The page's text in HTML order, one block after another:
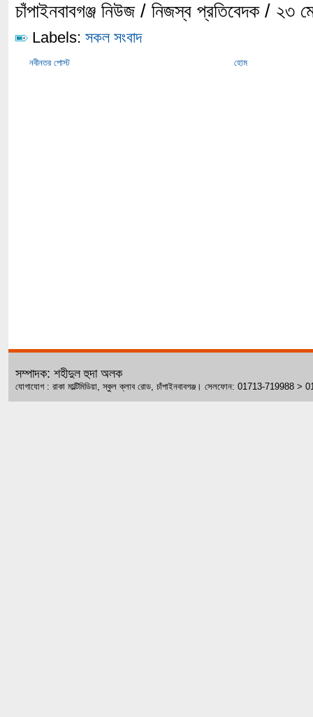
চাঁপাইনবাবগঞ্জ নিউজ / নিজস্ব প্রতিবেদক / ২৩
Labels: সকল সংবাদ
নবীনতর পোস্ট হোম
সম্পাদক: শহীদুল হুদা অলক
যোগাযোগ : রাকা মাল্টিমিডিয়া, স্কুল ক্লাব রোড, চাঁপাইনবাবগঞ্জ। সেলফোন: 01713-